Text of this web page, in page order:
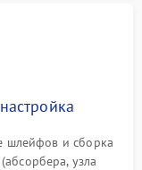
шлейфов и сборка
узла